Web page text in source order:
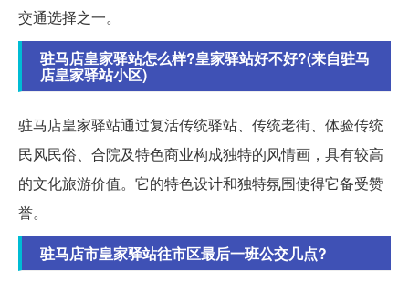
交通选择之一。
驻马店皇家驿站怎么样?皇家驿站好不好?(来自驻马
店皇家驿站小区)
驻马店皇家驿站通过复活传统驿站、传统老街、体验传统
民风民俗、合院及特色商业构成独特的风情画，具有较高
的文化旅游价值。它的特色设计和独特氛围使得它备受赞
誉。
驻马店市皇家驿站往市区最后一班公交几点?